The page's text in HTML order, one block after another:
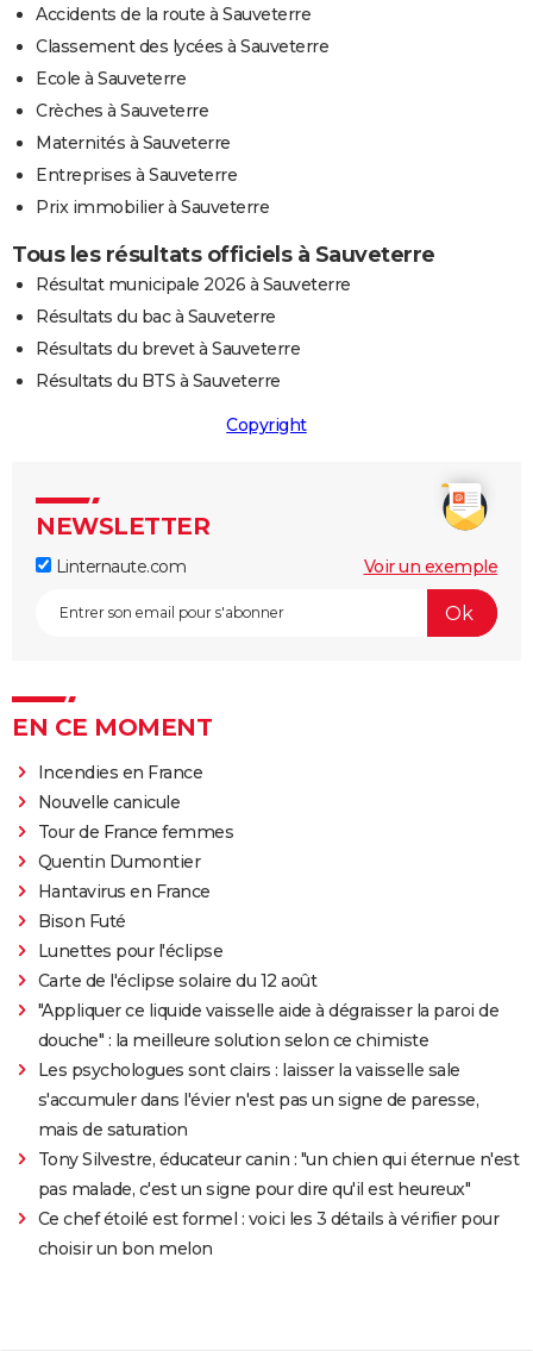
Accidents de la route à Sauveterre
Classement des lycées à Sauveterre
Ecole à Sauveterre
Crèches à Sauveterre
Maternités à Sauveterre
Entreprises à Sauveterre
Prix immobilier à Sauveterre
Tous les résultats officiels à Sauveterre
Résultat municipale 2026 à Sauveterre
Résultats du bac à Sauveterre
Résultats du brevet à Sauveterre
Résultats du BTS à Sauveterre
Copyright
NEWSLETTER
Linternaute.com Voir un exemple
EN CE MOMENT
Incendies en France
Nouvelle canicule
Tour de France femmes
Quentin Dumontier
Hantavirus en France
Bison Futé
Lunettes pour l'éclipse
Carte de l'éclipse solaire du 12 août
"Appliquer ce liquide vaisselle aide à dégraisser la paroi de
douche" : la meilleure solution selon ce chimiste
Les psychologues sont clairs : laisser la vaisselle sale
s'accumuler dans l'évier n'est pas un signe de paresse,
mais de saturation
Tony Silvestre, éducateur canin : "un chien qui éternue n'est
pas malade, c'est un signe pour dire qu'il est heureux"
Ce chef étoilé est formel : voici les 3 détails à vérifier pour
choisir un bon melon